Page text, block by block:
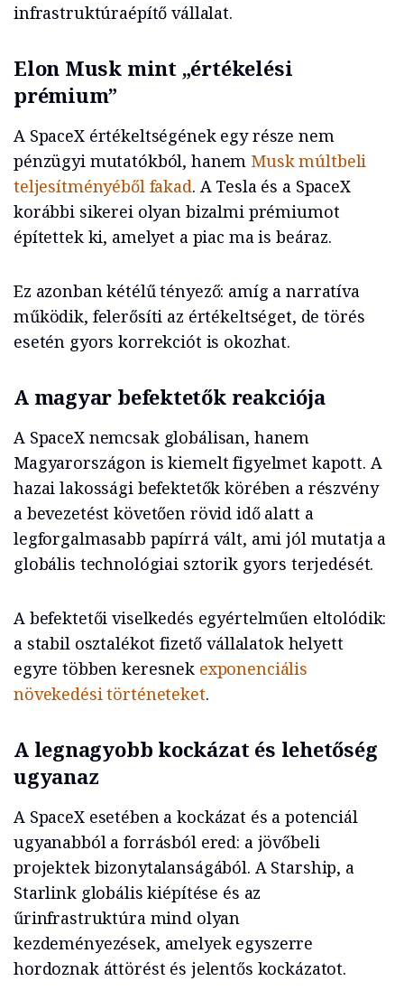
infrastruktúraépítő vállalat.
Elon Musk mint „értékelési
prémium”
A SpaceX értékeltségének egy része nem
pénzügyi mutatókból, hanem Musk múltbeli
teljesítményéből fakad. A Tesla és a SpaceX
korábbi sikerei olyan bizalmi prémiumot
építettek ki, amelyet a piac ma is beáraz.
Ez azonban kétélű tényező: amíg a narratíva
működik, felerősíti az értékeltséget, de törés
esetén gyors korrekciót is okozhat.
A magyar befektetők reakciója
A SpaceX nemcsak globálisan, hanem
Magyarországon is kiemelt figyelmet kapott. A
hazai lakossági befektetők körében a részvény
a bevezetést követően rövid idő alatt a
legforgalmasabb papírrá vált, ami jól mutatja a
globális technológiai sztorik gyors terjedését.
A befektetői viselkedés egyértelműen eltolódik:
a stabil osztalékot fizető vállalatok helyett
egyre többen keresnek exponenciális
növekedési történeteket.
A legnagyobb kockázat és lehetőség
ugyanaz
A SpaceX esetében a kockázat és a potenciál
ugyanabból a forrásból ered: a jövőbeli
projektek bizonytalanságából. A Starship, a
Starlink globális kiépítése és az
űrinfrastruktúra mind olyan
kezdeményezések, amelyek egyszerre
hordoznak áttörést és jelentős kockázatot.